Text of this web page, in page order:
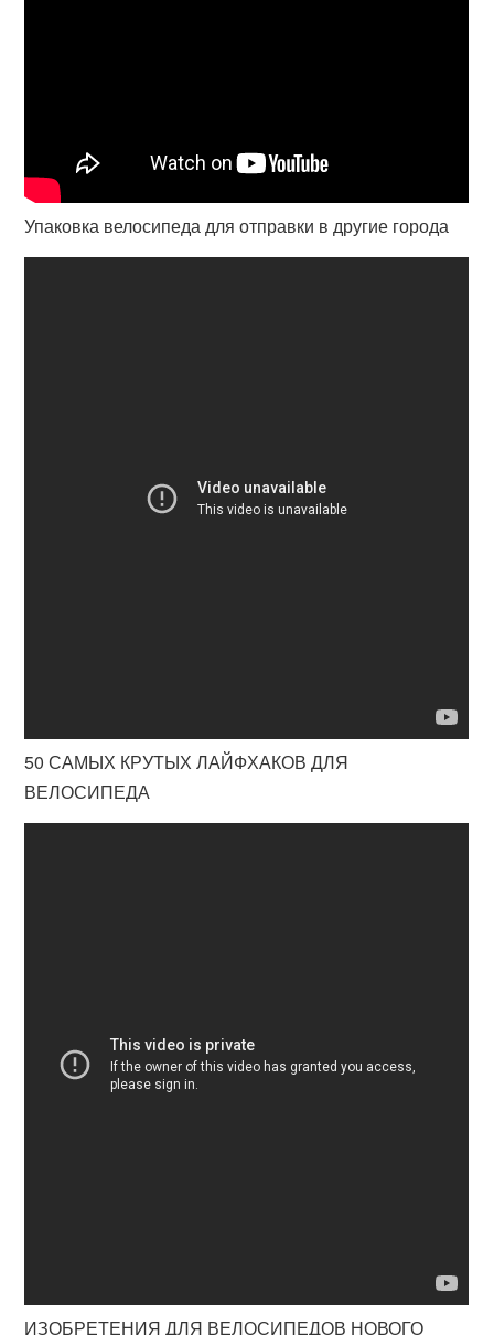
Упаковка велосипеда для отправки в другие города
50 САМЫХ КРУТЫХ ЛАЙФХАКОВ ДЛЯ
ВЕЛОСИПЕДА
ИЗОБРЕТЕНИЯ ДЛЯ ВЕЛОСИПЕДОВ НОВОГО